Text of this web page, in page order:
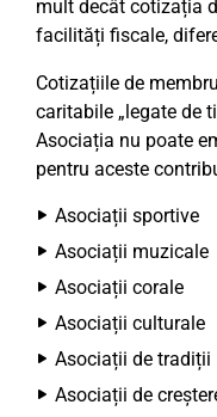
mult decât cotizația
facilități fiscale,
Cotizațiile de
caritabile „legate de
Asociația nu poate
pentru aceste
Asociații sportive
Asociații muzicale
Asociații corale
Asociații culturale
Asociații de tradiții
Asociații de